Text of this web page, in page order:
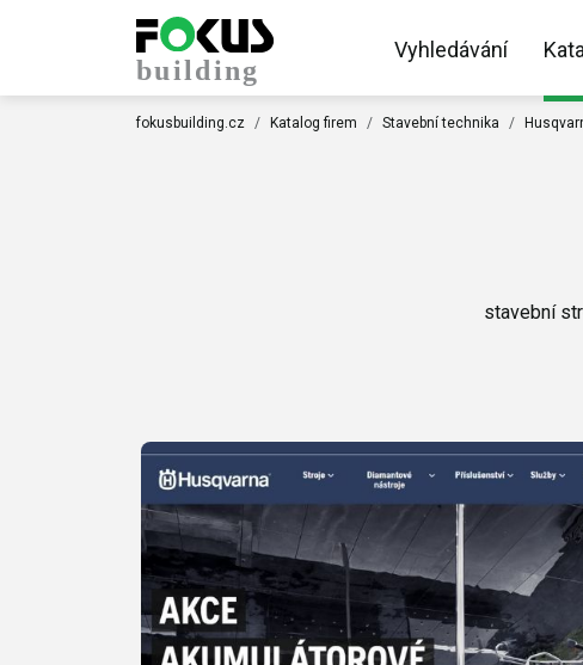
Vyhledávání
fokusbuilding.cz Katalog firem Stavební technika
stavební